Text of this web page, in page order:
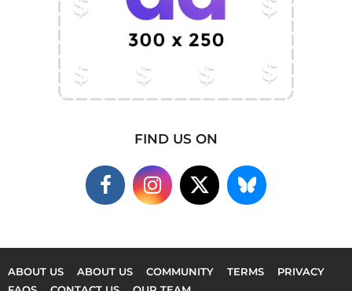
FIND US ON
ABOUT US ABOUT US COMMUNITY TERMS
PRIVACY